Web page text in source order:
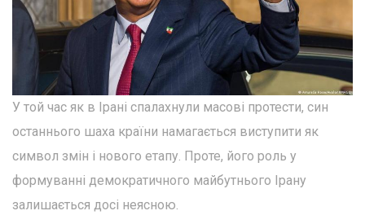
У той час як в Ірані спалахнули масові протести, син
останнього шаха країни намагається виступити як
символ змін і нового етапу. Проте, його роль у
формуванні демократичного майбутнього Ірану
залишається досі неясною.